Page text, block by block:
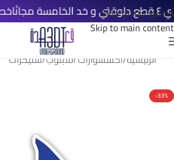
Skip to navigation
Skip to main content
خصم 5% عند الدفع الأونلاين
الرئيسية/اكسسوارات اللابتوب/ستيكرات
-33%